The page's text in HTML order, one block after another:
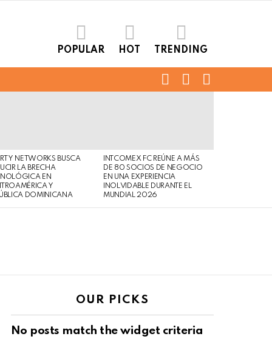
POPULAR HOT TRENDING
FOLLOWSEARCH
NETWORKS BUSCA
LA BRECHA
EN
Y
DOMINICANA
INTCOMEX FC REÚNE A MÁS
DE 80 SOCIOS DE NEGOCIO
EN UNA EXPERIENCIA
INOLVIDABLE DURANTE EL
MUNDIAL 2026
OUR PICKS
No posts match the widget criteria